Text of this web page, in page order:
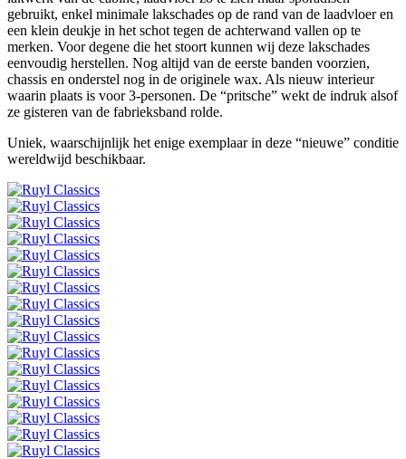
gebruikt, enkel minimale lakschades op de rand van de laadvloer en
een klein deukje in het schot tegen de achterwand vallen op te
merken. Voor degene die het stoort kunnen wij deze lakschades
eenvoudig herstellen. Nog altijd van de eerste banden voorzien,
chassis en onderstel nog in de originele wax. Als nieuw interieur
waarin plaats is voor 3-personen. De “pritsche” wekt de indruk alsof
ze gisteren van de fabrieksband rolde.
Uniek, waarschijnlijk het enige exemplaar in deze “nieuwe” conditie
wereldwijd beschikbaar.